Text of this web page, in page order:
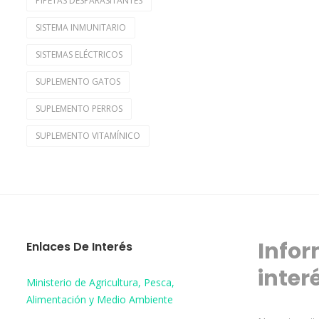
SISTEMA INMUNITARIO
SISTEMAS ELÉCTRICOS
SUPLEMENTO GATOS
SUPLEMENTO PERROS
SUPLEMENTO VITAMÍNICO
Enlaces De Interés
Ministerio de Agricultura, Pesca,
Alimentación y Medio Ambiente